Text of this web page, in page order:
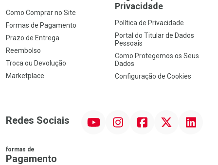
Como Comprar no Site
Formas de Pagamento
Prazo de Entrega
Reembolso
Troca ou Devolução
Marketplace
Privacidade
Política de Privacidade
Portal do Titular de Dados
Pessoais
Como Protegemos os Seus
Dados
Configuração de Cookies
Redes Sociais InstagramFacebook Linkedin
formas de
Pagamento